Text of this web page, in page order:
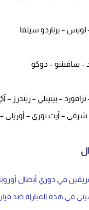
– برناردو سيلفا
– سافينيو – دوكو
– بيتينلي – ريندرز –
– آيت نوري – أوريلي
في دوري أبطال
في هذه المباراة ضد